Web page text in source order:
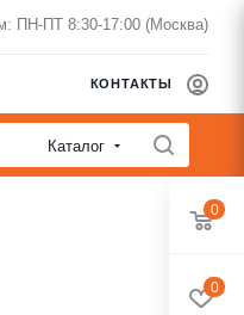
ПН-ПТ 8:30-17:00 (Москва)
КОНТАКТЫ
Каталог
0
0